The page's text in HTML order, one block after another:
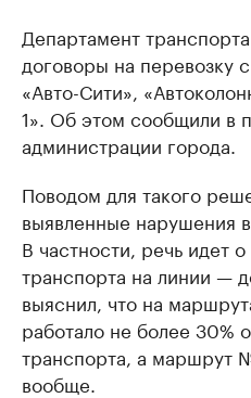
Департамент
договоры на перевозку
«Авто-Сити»,
1». Об этом сообщили в
администрации города.
Поводом для такого
выявленные нарушения
В частности, речь идет
транспорта на линии —
выяснил, что на
работало не более 30%
транспорта, а маршрут
вообще.